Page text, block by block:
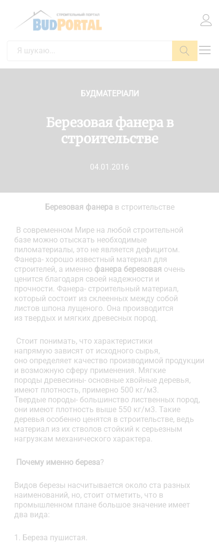
Пошук
БУДМАТЕРІАЛИ
Березовая фанера в
строительстве
04.01.2016
Березовая фанера в строительстве
В современном Мире на любой строительной
базе можно отыскать необходимые
пиломатериалы, это не является дефицитом.
Фанера- хорошо известный материал для
строителей, а именно фанера березовая очень
ценится благодаря своей надежности и
прочности. Фанера- строительный материал,
который состоит из склеенных между собой
листов шпона лущеного. Она производится
из твердых и мягких древесных пород.
Стоит понимать, что характеристики
напрямую зависят от исходного сырья,
оно определяет качество производимой продукции
и возможную сферу применения. Мягкие
породы древесины- основные хвойные деревья,
имеют плотность, примерно 500 кг/м3.
Твердые породы- большинство лиственных пород,
они имеют плотность выше 550 кг/м3. Такие
деревья особенно ценятся в строительстве, ведь
материал из их стволов стойкий к серьезным
нагрузкам механического характера.
Почему именно береза?
Видов березы насчитывается около ста разных
наименований, но, стоит отметить, что в
промышленном плане большое значение имеет
два вида:
1. Береза пушистая.